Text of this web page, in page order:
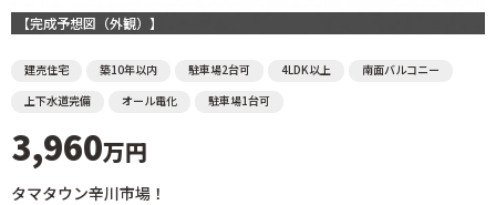
【完成予想図（外観）】
建売住宅 築10年以内 駐車場2台可 4LDK以上
南面バルコニー
上下水道完備
オール電化 駐車場1台可
3,960万円
タマタウン辛川市場！